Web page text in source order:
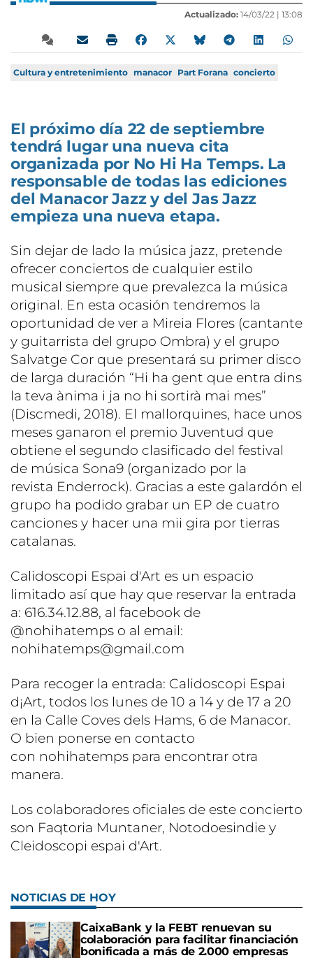
Actualizado: 14/03/22 | 13:08
Cultura y entretenimiento manacor Part Forana concierto
El próximo día 22 de septiembre
tendrá lugar una nueva cita
organizada por No Hi Ha Temps. La
responsable de todas las ediciones
del Manacor Jazz y del Jas Jazz
empieza una nueva etapa.
Sin dejar de lado la música jazz, pretende
ofrecer conciertos de cualquier estilo
musical siempre que prevalezca la música
original. En esta ocasión tendremos la
oportunidad de ver a Mireia Flores (cantante
y guitarrista del grupo Ombra) y el grupo
Salvatge Cor que presentará su primer disco
de larga duración “Hi ha gent que entra dins
la teva ànima i ja no hi sortirà mai mes”
(Discmedi, 2018). El mallorquines, hace unos
meses ganaron el premio Juventud que
obtiene el segundo clasificado del festival
de música Sona9 (organizado por la
revista Enderrock). Gracias a este galardón el
grupo ha podido grabar un EP de cuatro
canciones y hacer una mii gira por tierras
catalanas.
Calidoscopi Espai d'Art es un espacio
limitado así que hay que reservar la entrada
a: 616.34.12.88, al facebook de
@nohihatemps o al email:
nohihatemps@gmail.com
Para recoger la entrada: Calidoscopi Espai
d¡Art, todos los lunes de 10 a 14 y de 17 a 20
en la Calle Coves dels Hams, 6 de Manacor.
O bien ponerse en contacto
con nohihatemps para encontrar otra
manera.
Los colaboradores oficiales de este concierto
son Faqtoria Muntaner, Notodoesindie y
Cleidoscopi espai d'Art.
NOTICIAS DE HOY
CaixaBank y la FEBT renuevan su
colaboración para facilitar financiación
bonificada a más de 2.000 empresas